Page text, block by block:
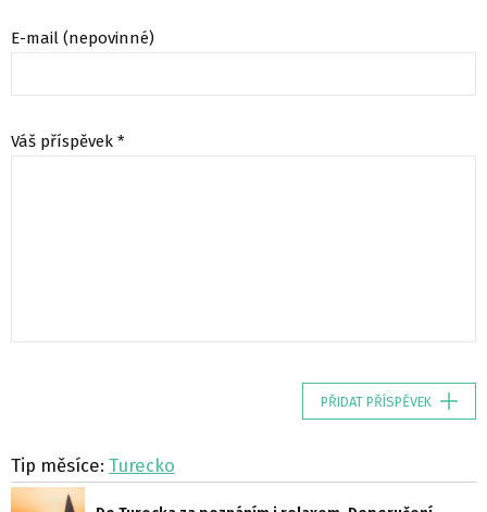
E-mail (nepovinné)
Váš příspěvek *
PŘIDAT PŘÍSPĚVEK
Tip měsíce: Turecko